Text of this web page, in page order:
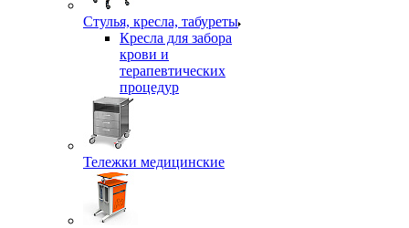
Стулья, кресла, табуреты
Кресла для забора
крови и
терапевтических
процедур
Тележки медицинские